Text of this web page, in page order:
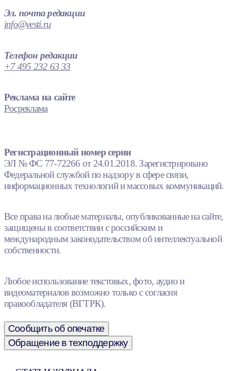
Эл. почта редакции
info@vesti.ru
Телефон редакции
+7 495 232 63 33
Реклама на сайте
Росреклама
Регистрационный номер серии
ЭЛ № ФС 77-72266 от 24.01.2018. Зарегистрировано
Федеральной службой по надзору в сфере связи,
информационных технологий и массовых коммуникаций.
Все права на любые материалы, опубликованные на сайте,
защищены в соответствии с российским и
международным законодательством об интеллектуальной
собственности.
Любое использование текстовых, фото, аудио и
видеоматериалов возможно только с согласия
правообладателя (ВГТРК).
Сообщить об опечатке
Обращение в техподдержку